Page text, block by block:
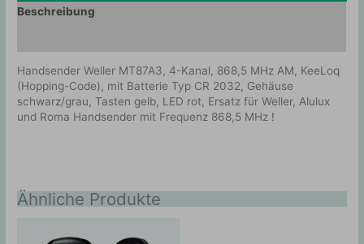
Beschreibung
Handsender Weller MT87A3, 4-Kanal, 868,5 MHz AM, KeeLoq
(Hopping-Code), mit Batterie Typ CR 2032, Gehäuse
schwarz/grau, Tasten gelb, LED rot, Ersatz für Weller, Alulux
und Roma Handsender mit Frequenz 868,5 MHz !
Ähnliche Produkte